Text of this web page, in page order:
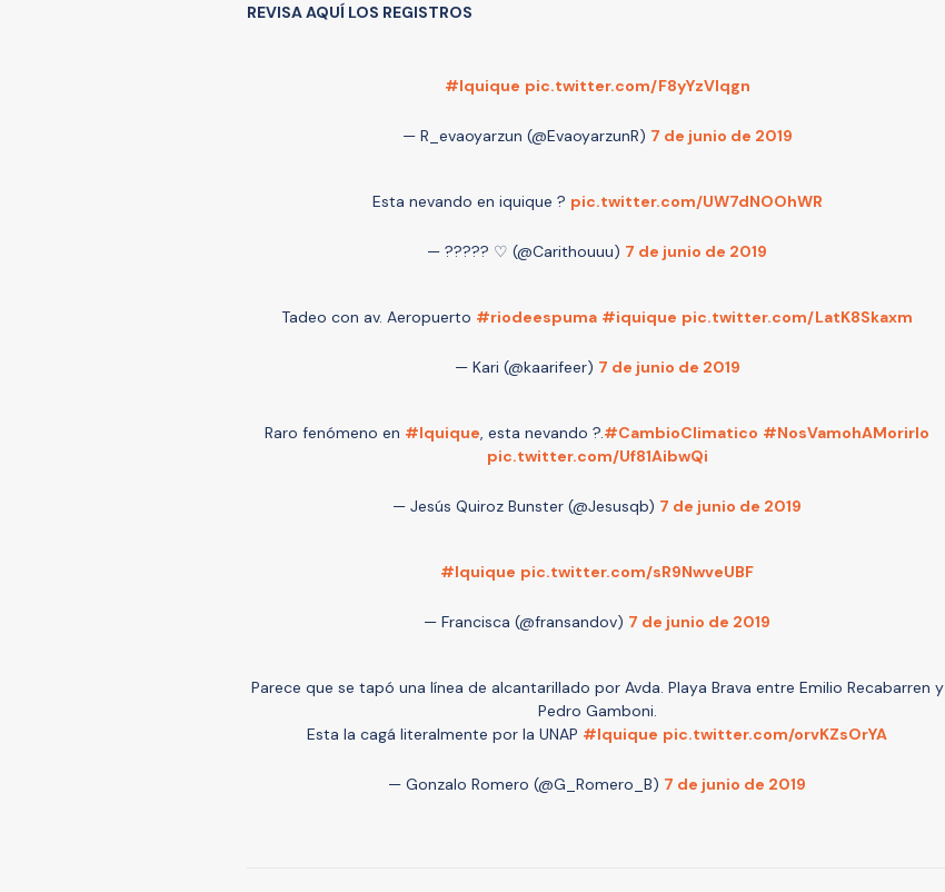
REVISA AQUÍ LOS REGISTROS
#Iquique pic.twitter.com/F8yYzVIqgn
— R_evaoyarzun (@EvaoyarzunR) 7 de junio de 2019
Esta nevando en iquique ? pic.twitter.com/UW7dNOOhWR
— ????? ♡ (@Carithouuu) 7 de junio de 2019
Tadeo con av. Aeropuerto #riodeespuma #iquique pic.twitter.com/LatK8Skaxm
— Kari (@kaarifeer) 7 de junio de 2019
Raro fenómeno en #Iquique, esta nevando ?.#CambioClimatico #NosVamohAMorirlo
pic.twitter.com/Uf81AibwQi
— Jesús Quiroz Bunster (@Jesusqb) 7 de junio de 2019
#Iquique pic.twitter.com/sR9NwveUBF
— Francisca (@fransandov) 7 de junio de 2019
Parece que se tapó una línea de alcantarillado por Avda. Playa Brava entre Emilio Recabarren y
Pedro Gamboni.
Esta la cagá literalmente por la UNAP #Iquique pic.twitter.com/orvKZsOrYA
— Gonzalo Romero (@G_Romero_B) 7 de junio de 2019